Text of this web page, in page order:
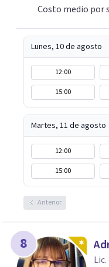
Costo medio por
Lunes, 10 de agosto
12:00
15:00
Martes, 11 de agosto
12:00
15:00
Anterior
8